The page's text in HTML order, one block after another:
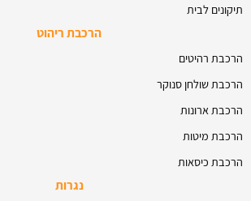
תיקונים לבית
הרכבת ריהוט
הרכבת רהיטים
הרכבת שולחן סנוקר
הרכבת ארונות
הרכבת מיטות
הרכבת כיסאות
נגרות